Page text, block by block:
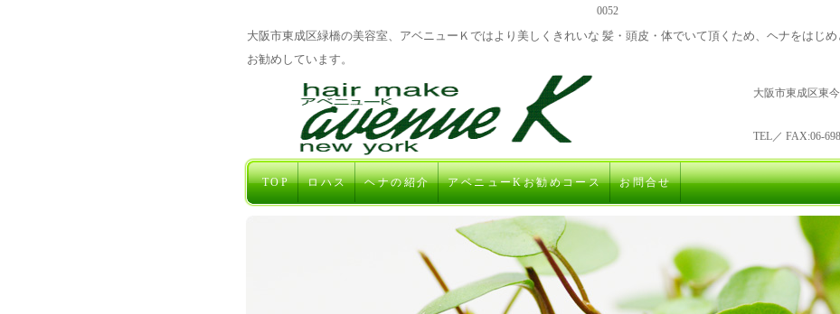
0052
大阪市東成区緑橋の美容室、アベニューＫではより美しくきれいな 髪・頭皮・体でいて頂くため、ヘナをはじ
お勧めしています。
大阪市東成区東
TEL／ FAX:06-
TOP ロハス ヘナの紹介 アベニューKお勧めコース お問合せ